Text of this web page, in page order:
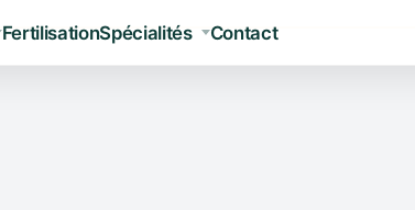
FertilisationSpécialités Contact